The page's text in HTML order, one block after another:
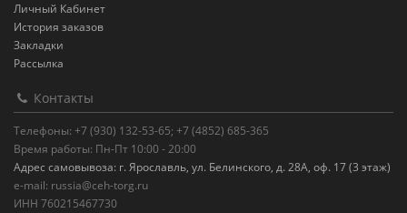
Личный Кабинет
История заказов
Закладки
Рассылка
Контакты
Телефоны: +7 (930) 132-53-65; +7 (4852) 685-365
Время работы: Пн-Пт 10:00 - 20:00
Адрес самовывоза: г. Ярославль, ул. Белинского, д. 28А, оф. 17 (3 этаж)
e-mail: russia@ceh-torg.ru
ИНН 760215467730